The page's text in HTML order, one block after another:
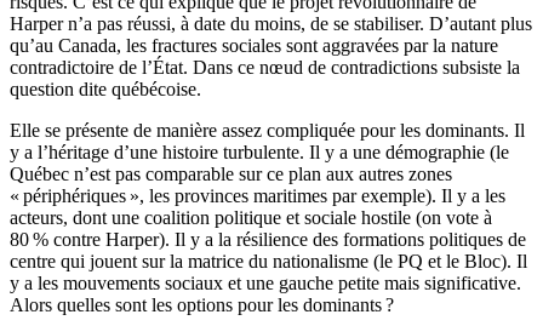
Harper n’a pas réussi, à date du moins, de se stabiliser. D’autant plus
qu’au Canada, les fractures sociales sont aggravées par la nature
contradictoire de l’État. Dans ce nœud de contradictions subsiste la
question dite québécoise.
Elle se présente de manière assez compliquée pour les dominants. Il
y a l’héritage d’une histoire turbulente. Il y a une démographie (le
Québec n’est pas comparable sur ce plan aux autres zones
« périphériques », les provinces maritimes par exemple). Il y a les
acteurs, dont une coalition politique et sociale hostile (on vote à
80 % contre Harper). Il y a la résilience des formations politiques de
centre qui jouent sur la matrice du nationalisme (le PQ et le Bloc). Il
y a les mouvements sociaux et une gauche petite mais significative.
Alors quelles sont les options pour les dominants ?